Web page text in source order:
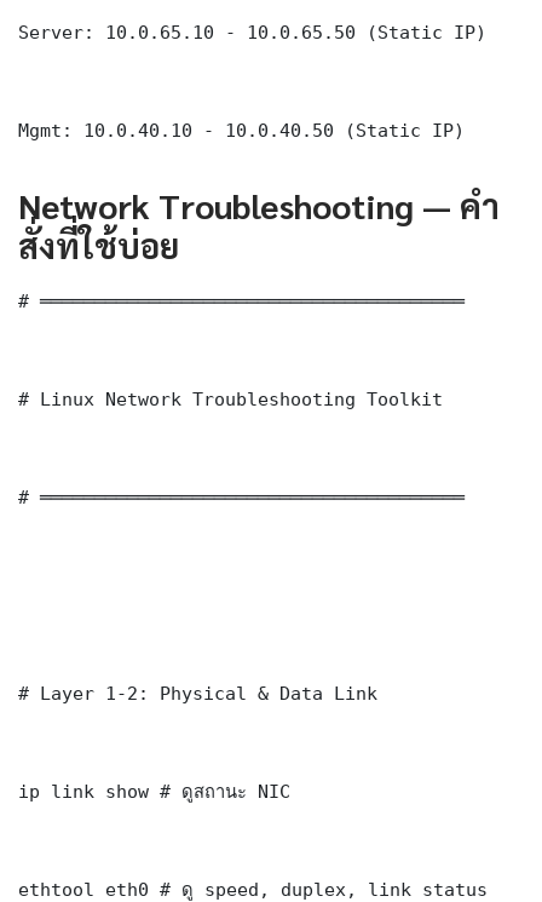
Server: 10.0.65.10 - 10.0.65.50 (Static IP)
Mgmt: 10.0.40.10 - 10.0.40.50 (Static IP)
Network Troubleshooting — คำ
สั่งที่ใช้บ่อย
# ═══════════════════════════════════════
# Linux Network Troubleshooting Toolkit
# ═══════════════════════════════════════
# Layer 1-2: Physical & Data Link
ip link show # ดูสถานะ NIC
ethtool eth0 # ดู speed, duplex, link status